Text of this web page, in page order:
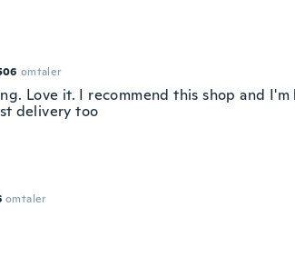
omtaler
Love it. I recommend this shop and
delivery too
omtaler